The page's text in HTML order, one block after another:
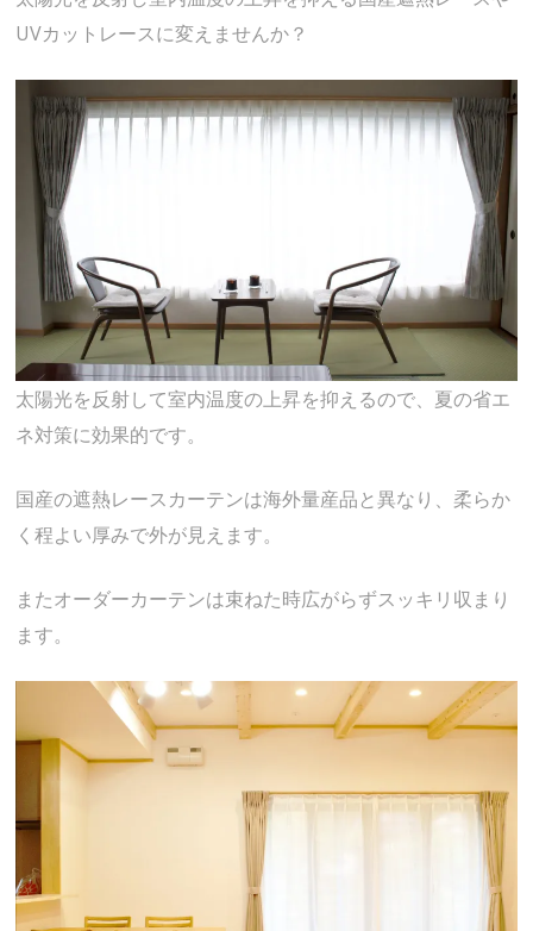
UVカットレースに変えませんか？
太陽光を反射して室内温度の上昇を抑えるので、夏の省エ
ネ対策に効果的です。
国産の遮熱レースカーテンは海外量産品と異なり、柔らか
く程よい厚みで外が見えます。
またオーダーカーテンは束ねた時広がらずスッキリ収まり
ます。